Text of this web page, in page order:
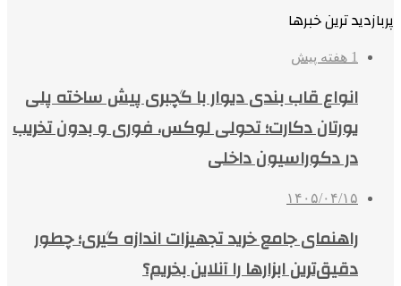
پربازدید ترین خبرها
1 هفته پیش
انواع قاب بندی دیوار با گچبری پیش ساخته پلی
یورتان دکارت؛ تحولی لوکس، فوری و بدون تخریب
در دکوراسیون داخلی
۱۴۰۵/۰۴/۱۵
راهنمای جامع خرید تجهیزات اندازه گیری؛ چطور
دقیق‌ترین ابزارها را آنلاین بخریم؟